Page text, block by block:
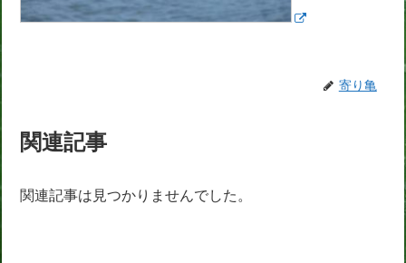
寄り亀
関連記事
関連記事は見つかりませんでした。